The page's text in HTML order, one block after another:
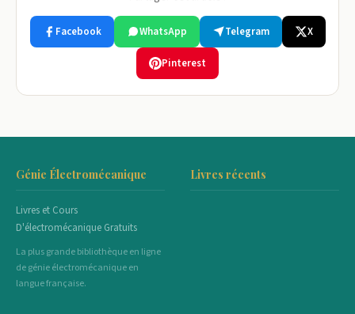
Facebook WhatsApp Telegram X
Pinterest
Génie Électromécanique
Livres et Cours
D'électromécanique Gratuits
La plus grande bibliothèque en ligne
de génie électromécanique en
langue française.
Livres récents